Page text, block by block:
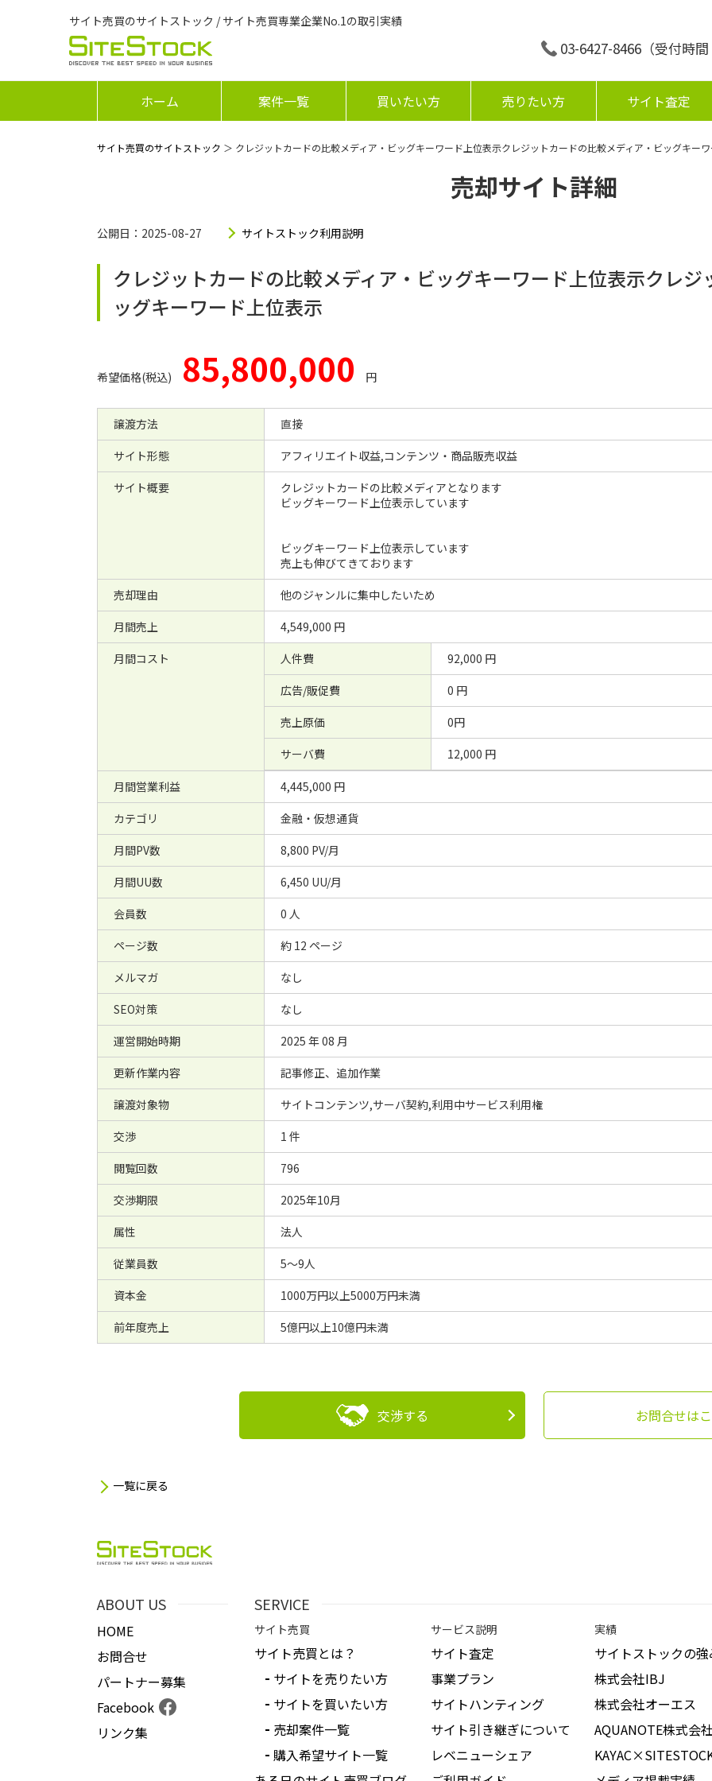
サイト売買のサイトストック / サイト売買専業企業No.1の取引実績
03-6427-8466 （受付時
ホーム 案件一覧 買いたい方 売りたい方 サイト査定
サイト売買のサイトストック ＞ クレジットカードの比較メディア・ビッグキーワード上位表示クレジットカードの比較メディア・ビッグキー
売却サイト詳細
公開日：2025-08-27 サイトストック利用説明
クレジットカードの比較メディア・ビッグキーワード上位表示クレ
ッグキーワード上位表示
希望価格(税込) 85,800,000 円
譲渡方法
直接
サイト形態
アフィリエイト収益,コンテンツ・商品販売収益
サイト概要
クレジットカードの比較メディアとなります
ビッグキーワード上位表示しています
ビッグキーワード上位表示しています
売上も伸びてきております
売却理由
他のジャンルに集中したいため
月間売上
4,549,000 円
月間コスト
人件費
92,000 円
広告/販促費
0 円
売上原価
0円
サーバ費
12,000 円
月間営業利益
4,445,000 円
カテゴリ
金融・仮想通貨
月間PV数
8,800 PV/月
月間UU数
6,450 UU/月
会員数
0 人
ページ数
約 12 ページ
メルマガ
なし
SEO対策
なし
運営開始時期
2025 年 08 月
更新作業内容
記事修正、追加作業
譲渡対象物
サイトコンテンツ,サーバ契約,利用中サービス利用権
交渉
1 件
閲覧回数
796
交渉期限
2025年10月
属性
法人
従業員数
5～9人
資本金
1000万円以上5000万円未満
前年度売上
5億円以上10億円未満
交渉する お問合せは
一覧に戻る
ABOUT US
HOME
お問合せ
パートナー募集
Facebook
リンク集
SERVICE
サイト売買
サイト売買とは？
サイトを売りたい方
サイトを買いたい方
売却案件一覧
購入希望サイト一覧
サービス説明
サイト査定
事業プラン
サイトハンティング
サイト引き継ぎについて
レベニューシェア
実績
サイトストックの強
株式会社IBJ
株式会社オーエス
AQUANOTE株式会